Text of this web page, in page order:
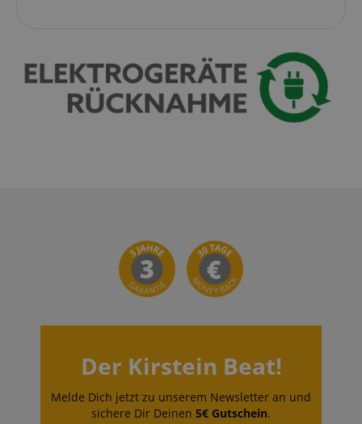
Der Kirstein Beat!
Melde Dich jetzt zu unserem Newsletter an und
sichere Dir Deinen 5€ Gutschein.